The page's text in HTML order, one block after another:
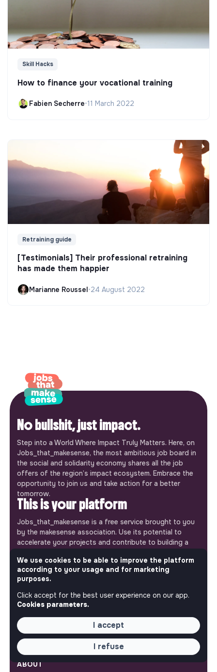
Skill Hacks
How to finance your vocational training
Fabien Secherre•11 March 2022
Retraining guide
[Testimonials] Their professional retraining
has made them happier
Marianne Roussel•24 August 2022
No bullshit, just impact.
Step into a World Where Impact Truly Matters. Here, on
Jobs_that_makesense, the most ambitious job board in
the social and solidarity economy shares all the job
offers of the region’s impact ecosystem. Embrace the
opportunity to join us and take action for a better
tomorrow.
This is your platform
Jobs_that_makesense is a free service brought to you
by the makesense association. Use its potential to
accelerate your projects and contribute to building a
Our mobile app
Get jobs that make sense on your phone so you never
ABOUT
We use cookies to be able to improve the platform
according to your usage and for marketing
purposes.
Click accept for the best user experience on our app.
Cookies parameters.
I accept
I refuse